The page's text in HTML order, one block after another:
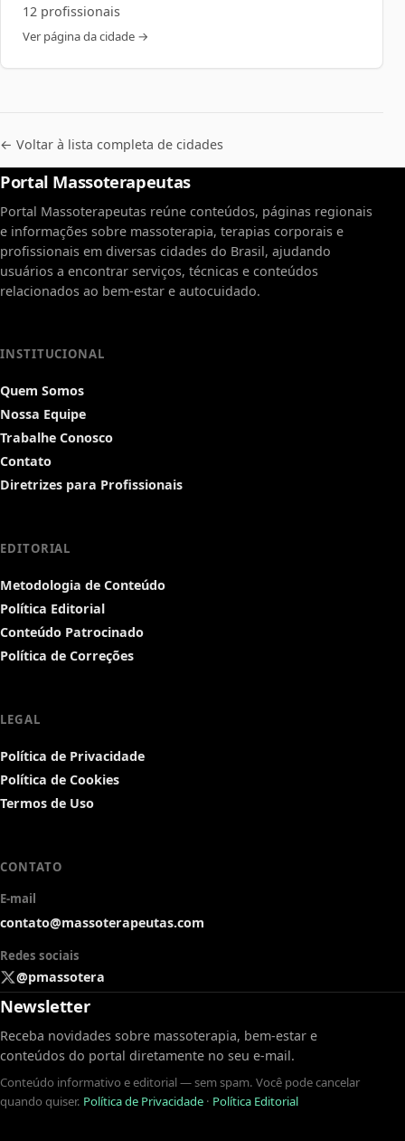
12 profissionais
Ver página da cidade →
← Voltar à lista completa de cidades
Portal Massoterapeutas
Portal Massoterapeutas reúne conteúdos, páginas regionais
e informações sobre massoterapia, terapias corporais e
profissionais em diversas cidades do Brasil, ajudando
usuários a encontrar serviços, técnicas e conteúdos
relacionados ao bem-estar e autocuidado.
INSTITUCIONAL
Quem Somos
Nossa Equipe
Trabalhe Conosco
Contato
Diretrizes para Profissionais
EDITORIAL
Metodologia de Conteúdo
Política Editorial
Conteúdo Patrocinado
Política de Correções
LEGAL
Política de Privacidade
Política de Cookies
Termos de Uso
CONTATO
E-mail
contato@massoterapeutas.com
Redes sociais
@pmassotera
Newsletter
Receba novidades sobre massoterapia, bem-estar e
conteúdos do portal diretamente no seu e-mail.
Conteúdo informativo e editorial — sem spam. Você pode cancelar
quando quiser. Política de Privacidade · Política Editorial